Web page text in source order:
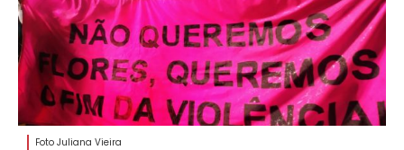
Foto Juliana Vieira